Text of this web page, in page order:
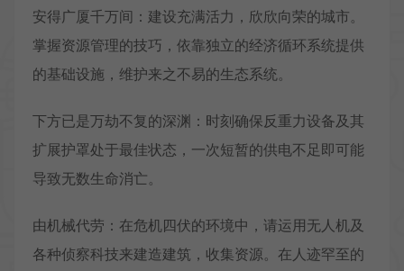
安得广厦千万间：建设充满活力，欣欣向荣的城市。
掌握资源管理的技巧，依靠独立的经济循环系统提供
的基础设施，维护来之不易的生态系统。
下方已是万劫不复的深渊：时刻确保反重力设备及其
扩展护罩处于最佳状态，一次短暂的供电不足即可能
导致无数生命消亡。
由机械代劳：在危机四伏的环境中，请运用无人机及
各种侦察科技来建造建筑，收集资源。在人迹罕至的